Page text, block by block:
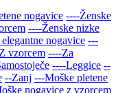
nogavice ----Ženske
----Ženske nizke
nogavice ---
vzorcem ----Za
----Leggice --
--Zanj ---Moške pletene
nogavice z vzorcem